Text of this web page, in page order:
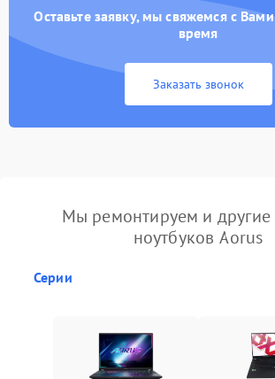
Оставьте заявку, мы свяжемся с
время
Заказать звонок
Мы ремонтируем и
ноутбуков Aorus
Серии